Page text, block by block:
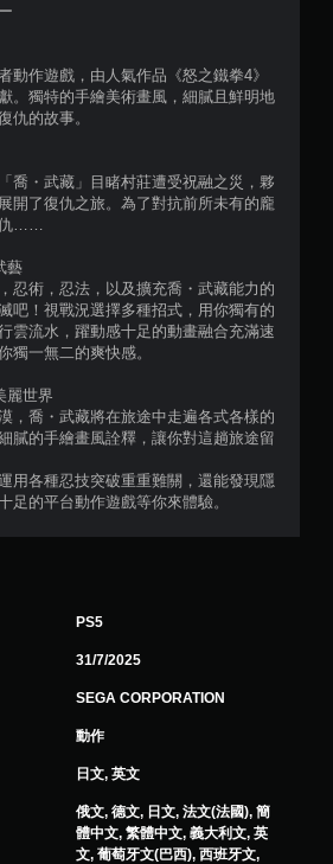
動作遊戲，由人氣作品《怒之鐵拳4》
。獨特的手繪美術畫風，細膩且鮮明地
仇的故事。
喬・武藏」目睹村莊遭受祝融之災，夥
開了復仇之旅。為了對抗前所未有的龐
……
藝
忍術，忍法，以及擴充喬・武藏能力的
吧！視戰況選擇多種招式，用你獨有的
雲流水，躍動感十足的動畫融合充滿速
獨一無二的爽快感。
麗世界
，喬・武藏將在旅途中走遍各式各樣的
膩的手繪畫風詮釋，讓你對這趟旅途留
用各種忍技突破重重難關，還能發現隱
足的平台動作遊戲等你來體驗。
PS5
31/7/2025
SEGA CORPORATION
動作
日文, 英文
俄文, 德文, 日文, 法文(法國), 簡
體中文, 繁體中文, 義大利文, 英
文, 葡萄牙文(巴西), 西班牙文,